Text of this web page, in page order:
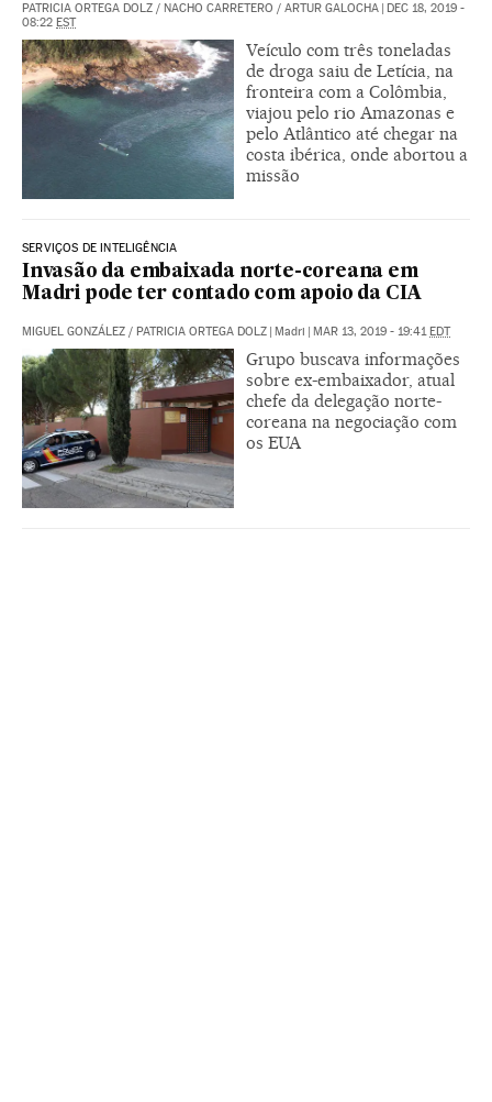
PATRICIA ORTEGA DOLZ / NACHO CARRETERO / ARTUR GALOCHA
DEC 18, 2019 -
08:22 EST
Veículo com três toneladas
de droga saiu de Letícia, na
fronteira com a Colômbia,
viajou pelo rio Amazonas e
pelo Atlântico até chegar na
costa ibérica, onde abortou a
missão
SERVIÇOS DE INTELIGÊNCIA
Invasão da embaixada norte-coreana em
Madri pode ter contado com apoio da CIA
MIGUEL GONZÁLEZ / PATRICIA ORTEGA DOLZ | Madri | MAR 13, 2019 - 19:41EDT
Grupo buscava informações
sobre ex-embaixador, atual
chefe da delegação norte-
coreana na negociação com
os EUA